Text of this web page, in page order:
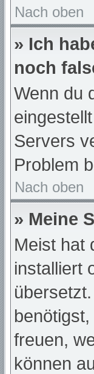
Nach oben
» Ich
noch
Wenn du
Servers
Problem
Nach oben
» Meine
Meist hat
installiert
freuen,
können